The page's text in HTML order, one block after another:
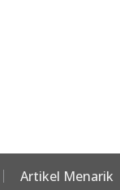
Artikel Menarik